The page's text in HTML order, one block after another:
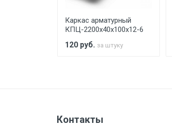
Стоимость
Каркас арматурный
КПЦ-2200х40х100х12-6
120 руб. за штуку
Контакты